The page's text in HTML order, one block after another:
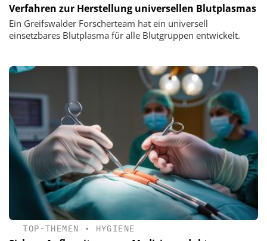
Verfahren zur Herstellung universellen Blutplasmas
Ein Greifswalder Forscherteam hat ein universell
einsetzbares Blutplasma für alle Blutgruppen entwickelt.
TOP-THEMEN • HYGIENE